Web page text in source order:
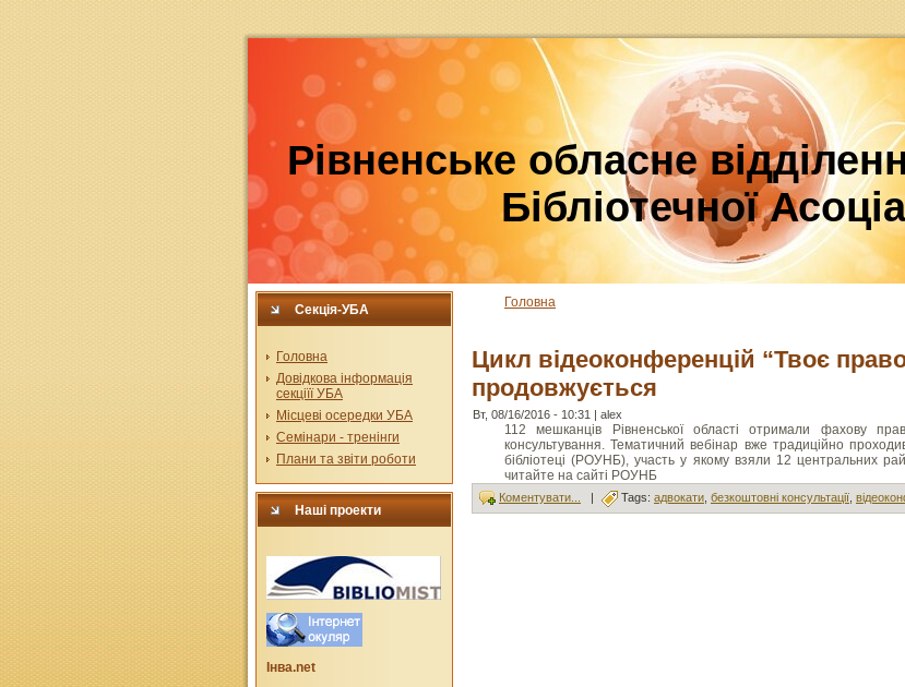
Рівненське обласне
Бібліотечної
Секція-УБА
Головна
Довідкова інформація
секціїї УБА
Місцеві осередки УБА
Семінари - тренінги
Плани та звіти роботи
Наші проекти
Інва.net
Головна
Цикл відеоконференцій “Твоє
продовжується
Вт, 08/16/2016 - 10:31 | alex
112 мешканців Рівненської області отримали фахову
консультування. Тематичний вебінар вже традиційно
бібліотеці (РОУНБ), участь у якому взяли 12 центральних
читайте на сайті РОУНБ
Коментувати... | Tags: адвокати безкоштовні консультації